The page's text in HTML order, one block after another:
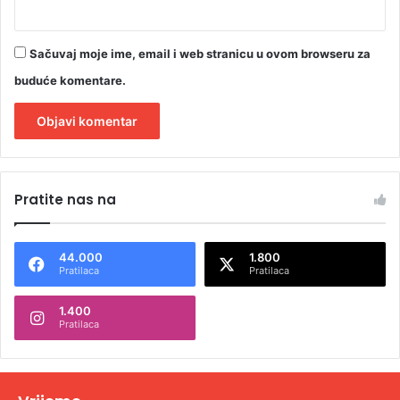
Sačuvaj moje ime, email i web stranicu u ovom browseru za
buduće komentare.
t
n
t
v
Pratite nas na
44.000
Pratilaca
1.800
Pratilaca
1.400
Pratilaca